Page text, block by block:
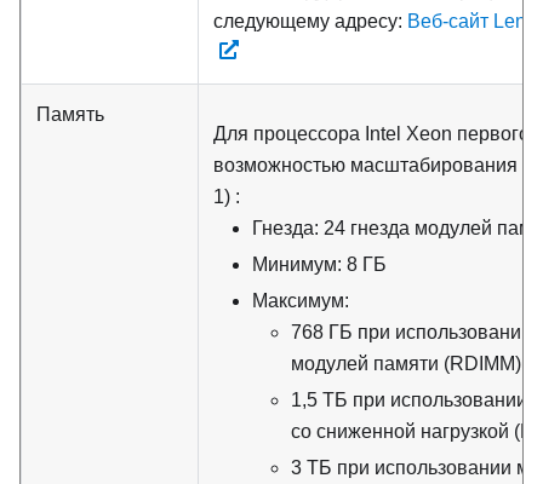
следующему адресу: Веб-сайт
Память
Для процессора Intel Xeon первого
возможностью масштабирования
1) :
Гнезда: 24 гнезда модулей
Минимум: 8 ГБ
Максимум:
768 ГБ при использовании
модулей памяти (RDIMM)
1,5 ТБ при использовании
со сниженной нагрузкой
3 ТБ при использовании